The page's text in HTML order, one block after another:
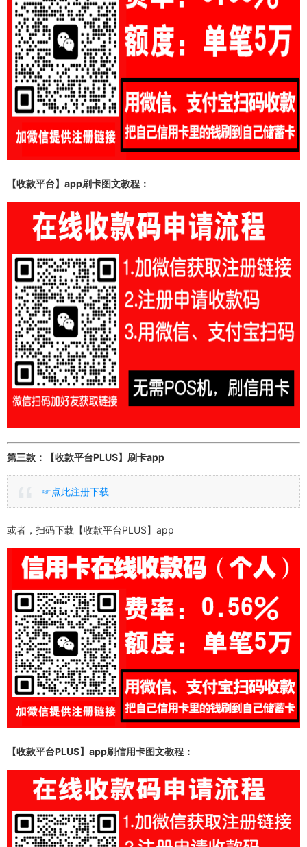
【收款平台】app刷卡图文教程：
第三款：【收款平台PLUS】刷卡app
☞点此注册下载
或者，扫码下载【收款平台PLUS】app
【收款平台PLUS】app刷信用卡图文教程：